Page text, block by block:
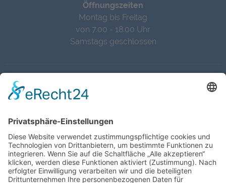
Öffnungszeiten
Montag bis Freitag
von 7.00 - 18.00 Uhr
Samstags geschlossen
Copyright © 2026 GSW Autopark GmbH, Alle Rechte
vorbehalten.
Ihr Mehrmarkenhaus und Vertragshändler für SsangYong, DFSK
& Baic • Chevrolet-Servicepartner • Freier Spezialist für Opel •